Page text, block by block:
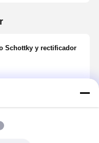
Schottky y rectificador